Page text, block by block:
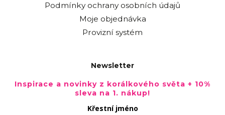
Podmínky ochrany osobních údajů
Moje objednávka
Provizní systém
Newsletter
Inspirace a novinky z korálkového světa + 10%
sleva na 1. nákup!
Křestní jméno